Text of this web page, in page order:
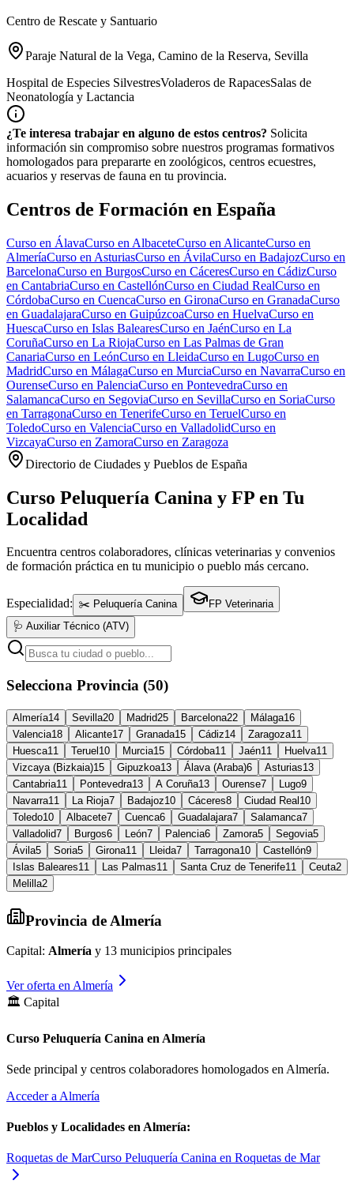
Centro de Rescate y Santuario
Paraje Natural de la Vega, Camino de la Reserva, Sevilla
Hospital de Especies SilvestresVoladeros de RapacesSalas de
Neonatología y Lactancia
¿Te interesa trabajar en alguno de estos centros? Solicita
información sin compromiso sobre nuestros programas formativos
homologados para prepararte en zoológicos, centros ecuestres,
acuarios y reservas de fauna en tu provincia.
Centros de Formación en España
Curso en ÁlavaCurso en AlbaceteCurso en AlicanteCurso en
AlmeríaCurso en AsturiasCurso en ÁvilaCurso en BadajozCurso en
BarcelonaCurso en BurgosCurso en CáceresCurso en CádizCurso
en CantabriaCurso en CastellónCurso en Ciudad RealCurso en
CórdobaCurso en CuencaCurso en GironaCurso en GranadaCurso
en GuadalajaraCurso en GuipúzcoaCurso en HuelvaCurso en
HuescaCurso en Islas BalearesCurso en JaénCurso en La
CoruñaCurso en La RiojaCurso en Las Palmas de Gran
CanariaCurso en LeónCurso en LleidaCurso en LugoCurso en
MadridCurso en MálagaCurso en MurciaCurso en NavarraCurso en
OurenseCurso en PalenciaCurso en PontevedraCurso en
SalamancaCurso en SegoviaCurso en SevillaCurso en SoriaCurso
en TarragonaCurso en TenerifeCurso en TeruelCurso en
ToledoCurso en ValenciaCurso en ValladolidCurso en
VizcayaCurso en ZamoraCurso en Zaragoza
Directorio de Ciudades y Pueblos de España
Curso Peluquería Canina y FP en Tu
Localidad
Encuentra centros colaboradores, clínicas veterinarias y convenios
de formación práctica en tu municipio o pueblo más cercano.
Especialidad: ✂️ Peluquería Canina
FP Veterinaria
🩺 Auxiliar Técnico (ATV)
Selecciona Provincia (50)
Almería14 Sevilla20 Madrid25 Barcelona22 Málaga16
Valencia18 Alicante17 Granada15 Cádiz14 Zaragoza11
Huesca11 Teruel 10 Murcia15 Córdoba11 Jaén11 Huelva11
Vizcaya (Bizkaia)15 Gipuzkoa13 Álava (Araba)6 Asturias13
Cantabria11 Pontevedra13 A Coruña13 Ourense7 Lugo9
Navarra11 La Rioja7 Badajoz10 Cáceres8 Ciudad Real 10
Toledo10 Albacete7 Cuenca6 Guadalajara7 Salamanca7
Valladolid7 Burgos6 León7 Palencia6 Zamora5 Segovia5
Ávila5 Soria5 Girona11 Lleida7 Tarragona10 Castellón9
Islas Baleares11 Las Palmas11 Santa Cruz de Tenerife11 Ceuta2
Melilla2
Provincia de Almería
Capital: Almería y 13 municipios principales
Ver oferta en Almería
🏛️ Capital
Curso Peluquería Canina en Almería
Sede principal y centros colaboradores homologados en Almería.
Acceder a Almería
Pueblos y Localidades en Almería:
Roquetas de MarCurso Peluquería Canina en Roquetas de Mar